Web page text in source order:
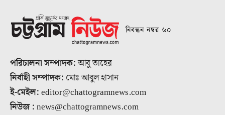
নিবন্ধন নম্বর ৬০
পরিচালনা সম্পাদক:আবু তাহের
নির্বাহী সম্পাদক: মোঃ আবুল হাসান
ই-মেইল:editor@chattogramnews.com
নিউজ :news@chattogramnews.com